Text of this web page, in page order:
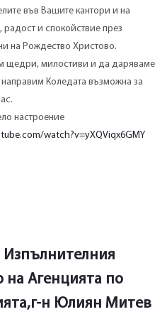
във Вашите кантори и на
и спокойствие през
на Рождество Христово.
щедри, милостиви и да даряваме
Коледата възможна за
настроение
watch?v=yXQViqx6GMY
Изпълнителния
на Агенцията по
н Юлиян Митев